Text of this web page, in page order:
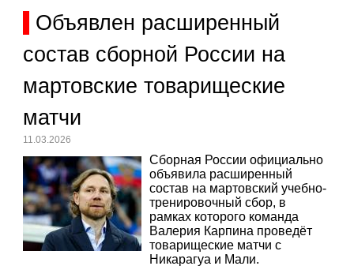
Объявлен расширенный
состав сборной России на
мартовские товарищеские
матчи
11.03.2026
Сборная России официально
объявила расширенный
состав на мартовский учебно-
тренировочный сбор, в
рамках которого команда
Валерия Карпина проведёт
товарищеские матчи с
Никарагуа и Мали.